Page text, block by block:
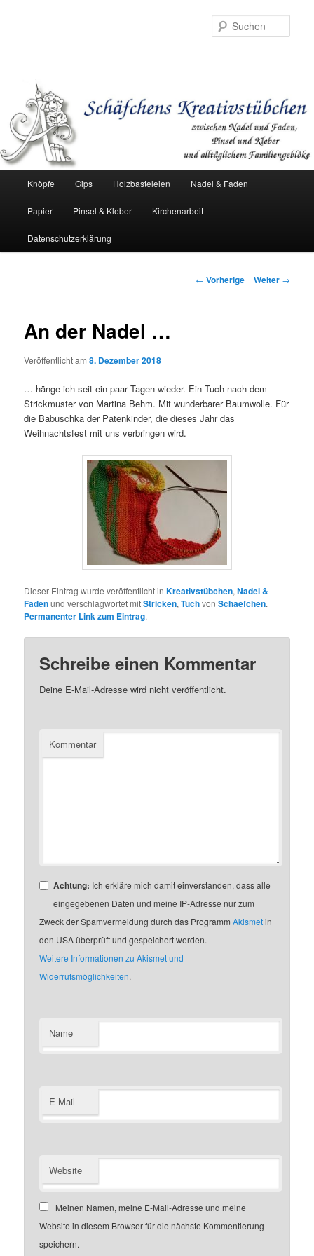
Zum
Inhalt
wechseln
Knöpfe Gips Holzbasteleien Nadel & Faden
Papier Pinsel & Kleber Kirchenarbeit
Datenschutzerklärung
Beitrags-
← Vorherige Weiter →
An der Nadel …
Veröffentlicht am8. Dezember 2018
… hänge ich seit ein paar Tagen wieder. Ein Tuch nach dem
Strickmuster von Martina Behm. Mit wunderbarer Baumwolle. Für
die Babuschka der Patenkinder, die dieses Jahr das
Weihnachtsfest mit uns verbringen wird.
Dieser Eintrag wurde veröffentlicht inKreativstübchen,Nadel &
Fadenund verschlagwortet mitStricken,TuchvonSchaefchen.
Permanenter Link zum Eintrag.
Schreibe einen Kommentar
Deine E-Mail-Adresse wird nicht veröffentlicht.
Kommentar
Achtung: Ich erkläre mich damit einverstanden, dass alle
eingegebenen Daten und meine IP-Adresse nur zum
Zweck der Spamvermeidung durch das ProgrammAkismetin
den USA überprüft und gespeichert werden.
Weitere Informationen zu Akismet und
Widerrufsmöglichkeiten.
Name
E-Mail
Website
Meinen Namen, meine E-Mail-Adresse und meine
Website in diesem Browser für die nächste Kommentierung
speichern.